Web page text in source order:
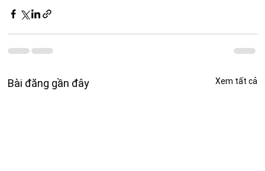
Bài đăng gần đây Xem tất cả